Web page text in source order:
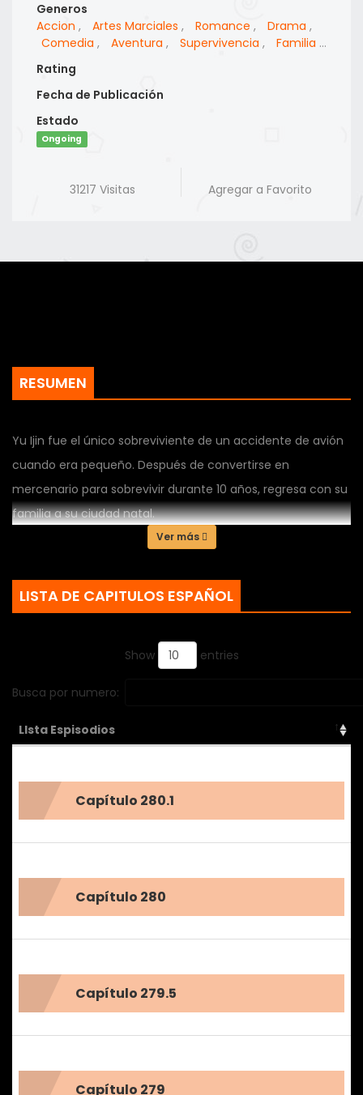
Generos
Accion , Artes Marciales , Romance , Drama ,
Comedia , Aventura , Supervivencia , Familia ,
Militar
Rating
Fecha de Publicación
Estado
Ongoing
31217 Visitas Agregar a Favorito
RESUMEN
Yu Ijin fue el único sobreviviente de un accidente de avión
cuando era pequeño. Después de convertirse en
mercenario para sobrevivir durante 10 años, regresa con su
familia a su ciudad natal.
Ver más
LISTA DE CAPITULOS ESPAÑOL
Show entries
Busca por numero:
LIsta Espisodios
Capítulo 280.1
Capítulo 280
Capítulo 279.5
Capítulo 279